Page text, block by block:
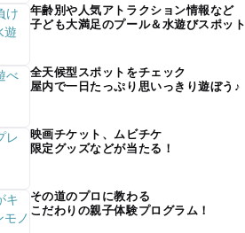
年齢別や人気アトラクション情報など
子ども大満足のプール＆水遊びスポット
全天候型スポットをチェック
屋内で一日たっぷり思いっきり遊ぼう♪
映画チケット、ムビチケ
限定グッズなどが当たる！
その道のプロに教わる
こだわりの親子体験プログラム！